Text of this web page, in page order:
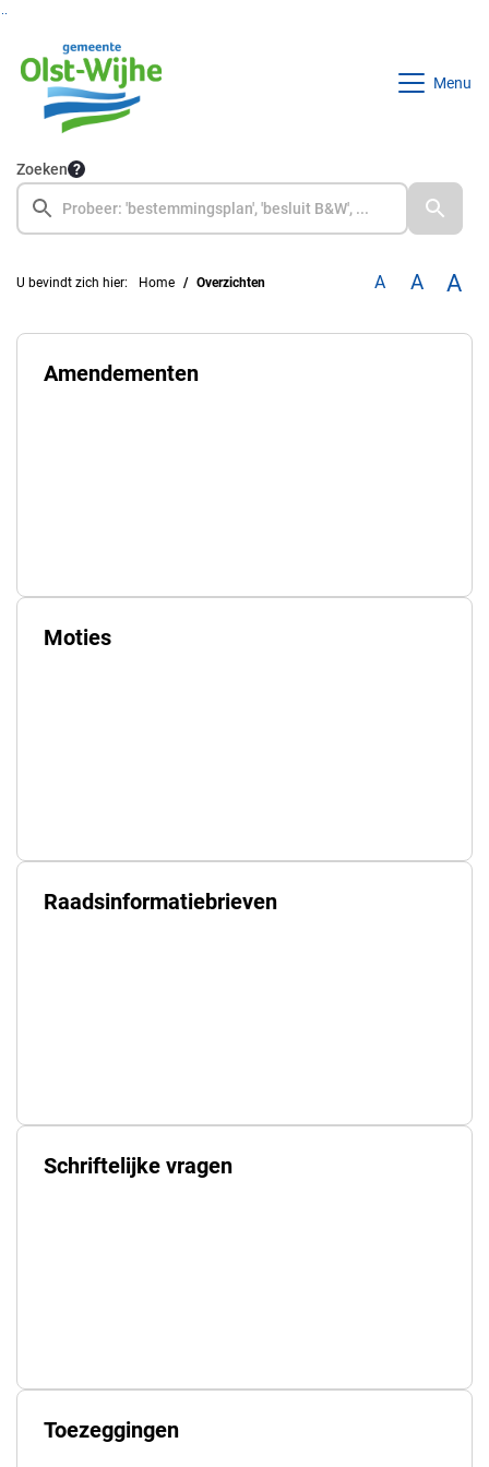
Menu
Zoeken
U bevindt zich hier: Home Overzichten A A A
Amendementen
Moties
Raadsinformatiebrieven
Schriftelijke vragen
Toezeggingen